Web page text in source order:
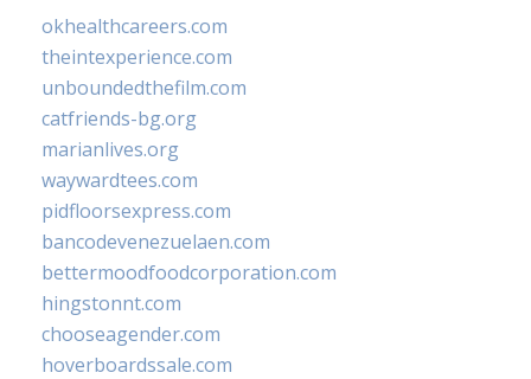
okhealthcareers.com
theintexperience.com
unboundedthefilm.com
catfriends-bg.org
marianlives.org
waywardtees.com
pidfloorsexpress.com
bancodevenezuelaen.com
bettermoodfoodcorporation.com
hingstonnt.com
chooseagender.com
hoverboardssale.com